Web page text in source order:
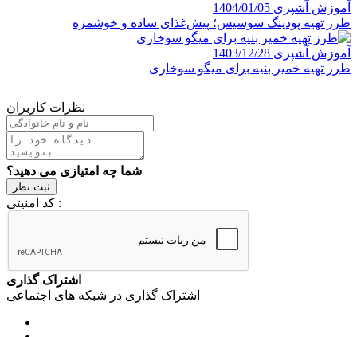
آموزش آشپزی 1404/01/05
طرز تهیه پودینگ سوسیس؛ پیش‌غذای ساده و خوشمزه
آموزش آشپزی 1403/12/28
طرز تهیه خمیر بنیه برای میگو سوخاری
نظرات کاربران
شما چه امتیازی می دهید؟
ثبت نظر
کد امنیتی :
اشتراک گذاری
اشتراک گذاری در شبکه های اجتماعی